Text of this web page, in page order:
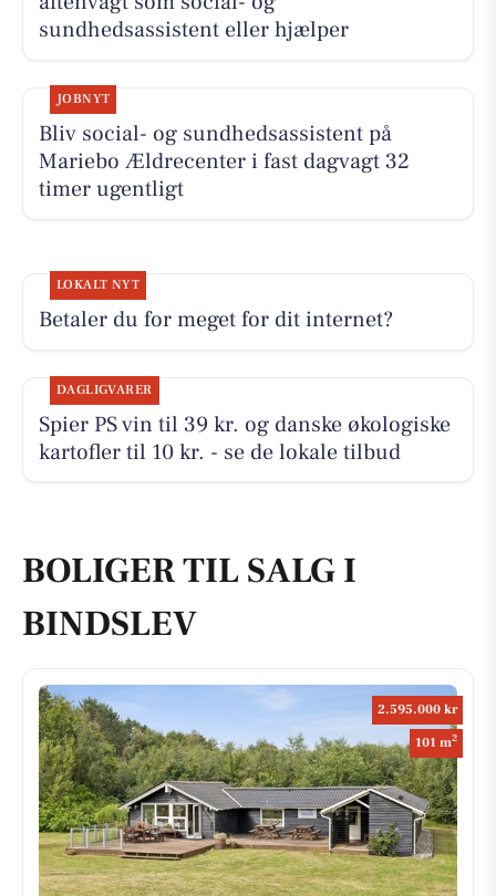
sundhedsassistent eller hjælper
JOBNYT
Bliv social- og sundhedsassistent på
Mariebo Ældrecenter i fast dagvagt 32
timer ugentligt
LOKALT NYT
Betaler du for meget for dit internet?
DAGLIGVARER
Spier PS vin til 39 kr. og danske økologiske
kartofler til 10 kr. - se de lokale tilbud
BOLIGER TIL SALG I
BINDSLEV
2.595.000 kr
101 m2